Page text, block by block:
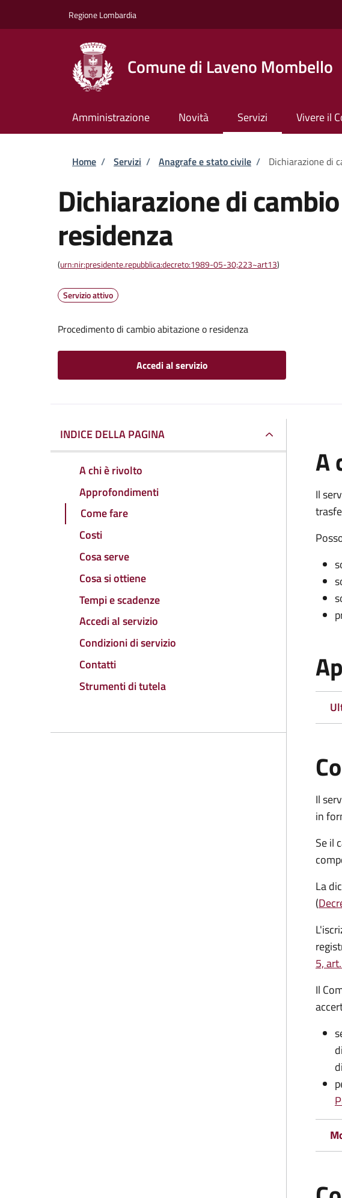
Regione Lombardia
Comune di Laveno Mombello
Amministrazione Novità Servizi Vivere il
Briciole di pane
Home / Servizi / Anagrafe e stato civile / Dichiarazione di
Dichiarazione di
residenza
(urn:nir:presidente.repubblica:decreto:1989-05-30;223~art13)
Servizio attivo
Procedimento di cambio abitazione o residenza
Accedi al servizio
INDICE DELLA PAGINA
A chi è rivolto
Approfondimenti
Come fare
Costi
Cosa serve
Cosa si ottiene
Tempi e scadenze
Accedi al servizio
Condizioni di servizio
Contatti
Strumenti di tutela
A
Il
Il
in
Se il
La
(
5,
Il